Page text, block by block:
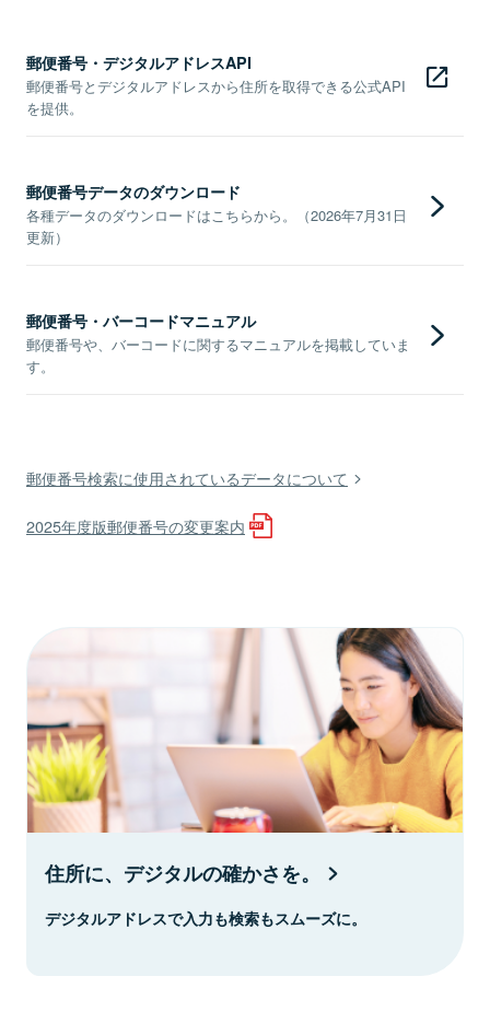
郵便番号・デジタルアドレスAPI
郵便番号とデジタルアドレスから住所を取得できる公式API
を提供。
郵便番号データのダウンロード
各種データのダウンロードはこちらから。（2026年7月31日
更新）
郵便番号・バーコードマニュアル
郵便番号や、バーコードに関するマニュアルを掲載していま
す。
郵便番号検索に使用されているデータについて
2025年度版郵便番号の変更案内
住所に、デジタルの確かさを。
デジタルアドレスで入力も検索もスムーズに。